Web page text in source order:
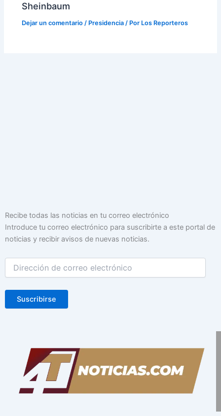
Sheinbaum
Dejar un comentario / Presidencia / Por Los Reporteros
Recibe todas las noticias en tu correo electrónico
Introduce tu correo electrónico para suscribirte a este portal de
noticias y recibir avisos de nuevas noticias.
Dirección
de
electrónico
Suscribirse